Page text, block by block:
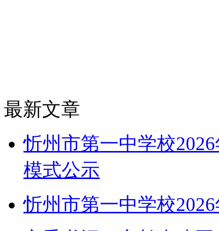
最新文章
忻州市第一中学校
模式公示
忻州市第一中学校